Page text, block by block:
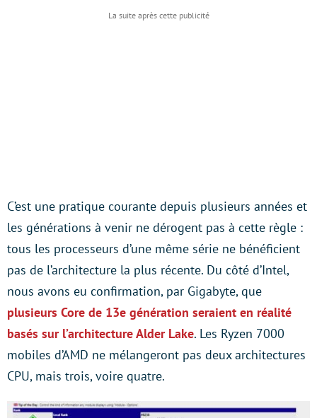
C’est une pratique courante depuis plusieurs années et
les générations à venir ne dérogent pas à cette règle :
tous les processeurs d’une même série ne bénéficient
pas de l’architecture la plus récente. Du côté d’Intel,
nous avons eu confirmation, par Gigabyte, que
plusieurs Core de 13e génération seraient en réalité
basés sur l’architecture Alder Lake. Les Ryzen 7000
mobiles d’AMD ne mélangeront pas deux architectures
CPU, mais trois, voire quatre.